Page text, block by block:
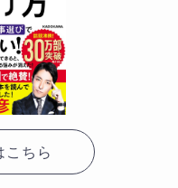
こちら